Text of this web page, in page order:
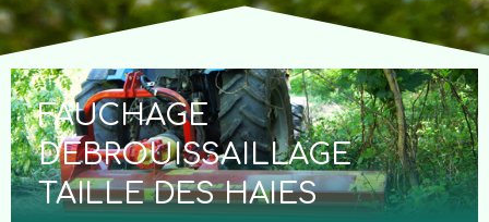
FAUCHAGE
DÉBROUISSAILLAGE
TAILLE DES HAIES